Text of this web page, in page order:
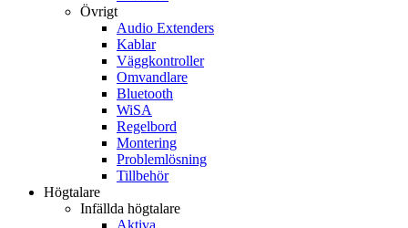
Övrigt
Audio Extenders
Kablar
Väggkontroller
Omvandlare
Bluetooth
WiSA
Regelbord
Montering
Problemlösning
Tillbehör
Högtalare
Infällda högtalare
Aktiva